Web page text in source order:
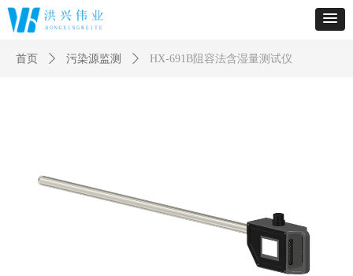
首页 ꄲ 污染源监测 ꄲ HX-691B阻容法含湿量测试仪